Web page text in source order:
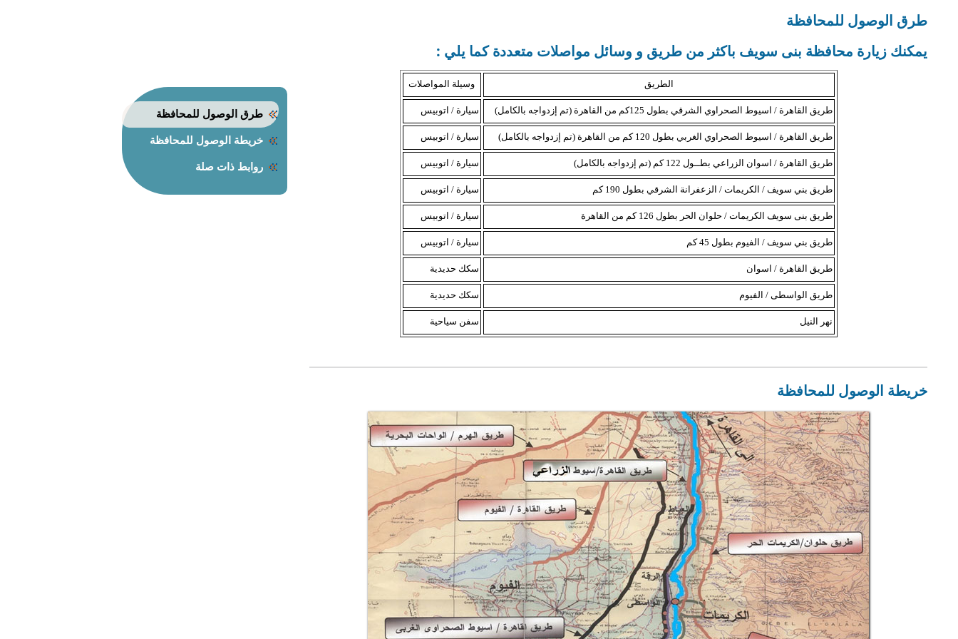
طرق الوصول للمحافظة
يمكنك زيارة محافظة بنى سويف باكثر من طريق و وسائل مواصلات متعددة كما يلي :
الطريق وسيلة المواصلات
طريق القاهرة / اسيوط الصحراوي الشرقي بطول 125كم من القاهرة (تم إزدواجه بالكامل) سيارة / اتوبيس
طريق القاهرة / اسيوط الصحراوي الغربي بطول 120 كم من القاهرة (تم إزدواجه بالكامل) سيارة / اتوبيس
طريق القاهرة / اسوان الزراعي بطــول 122 كم (تم إزدواجه بالكامل) سيارة / اتوبيس
طريق بني سويف / الكريمات / الزعفرانة الشرقي بطول 190 كم سيارة / اتوبيس
طريق بنى سويف الكريمات / حلوان الحر بطول 126 كم من القاهرة سيارة / اتوبيس
طريق بني سويف / الفيوم بطول 45 كم سيارة / اتوبيس
طريق القاهرة / اسوان سكك حديدية
طريق الواسطى / الفيوم سكك حديدية
نهر النيل سفن سياحية
خريطة الوصول للمحافظة
طرق الوصول للمحافظة
خريطة الوصول للمحافظة
روابط ذات صلة